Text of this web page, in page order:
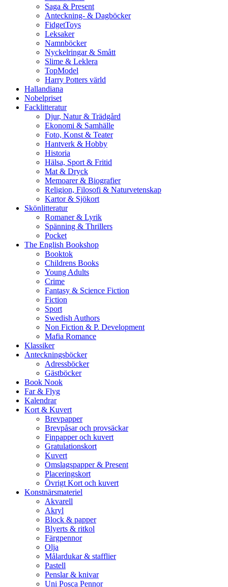
Saga & Present
Anteckning- & Dagböcker
FidgetToys
Leksaker
Namnböcker
Nyckelringar & Smått
Slime & Leklera
TopModel
Harry Potters värld
Hallandiana
Nobelpriset
Facklitteratur
Djur, Natur & Trädgård
Ekonomi & Samhälle
Foto, Konst & Teater
Hantverk & Hobby
Historia
Hälsa, Sport & Fritid
Mat & Dryck
Memoarer & Biografier
Religion, Filosofi & Naturvetenskap
Kartor & Sjökort
Skönlitteratur
Romaner & Lyrik
Spänning & Thrillers
Pocket
The English Bookshop
Booktok
Childrens Books
Young Adults
Crime
Fantasy & Science Fiction
Fiction
Sport
Swedish Authors
Non Fiction & P. Development
Mafia Romance
Klassiker
Anteckningsböcker
Adressböcker
Gästböcker
Book Nook
Far & Flyg
Kalendrar
Kort & Kuvert
Brevpapper
Brevpåsar och provsäckar
Finpapper och kuvert
Gratulationskort
Kuvert
Omslagspapper & Present
Placeringskort
Övrigt Kort och kuvert
Konstnärsmateriel
Akvarell
Akryl
Block & papper
Blyerts & ritkol
Färgpennor
Olja
Målardukar & stafflier
Pastell
Penslar & knivar
Uni Posca Pennor